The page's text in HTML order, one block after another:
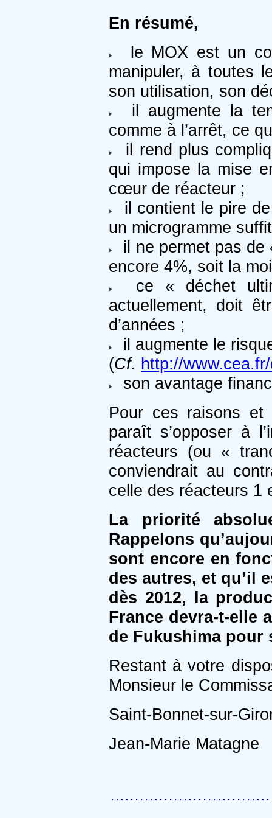
En résumé,
le MOX est un
manipuler, à toutes
son utilisation, son
il augmente la
comme à l’arrêt, ce
il rend plus
qui impose la mise
cœur de réacteur ;
il contient le pire
un microgramme
il ne permet pas de
encore 4%, soit la
ce « déchet
actuellement, doit
d’années ;
il augmente le
(Cf. http://
son avantage
Pour ces raisons et
paraît s’opposer à
réacteurs (ou «
conviendrait au
celle des réacteurs 1
La priorité
Rappelons
sont encore en
des autres, et qu’il
dès 2012, la
France devra-t-elle
de Fukushima pour
Restant à votre
Monsieur le
Saint-Bonnet-sur-
Jean-Marie Matagne